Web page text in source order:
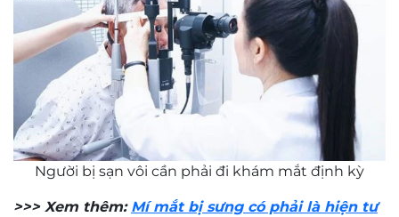
Người bị sạn vôi cần phải đi khám mắt định kỳ
>>> Xem thêm: Mí mắt bị sưng có phải là hiện tư